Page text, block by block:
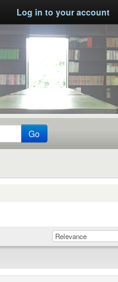
Log in to your account
Go